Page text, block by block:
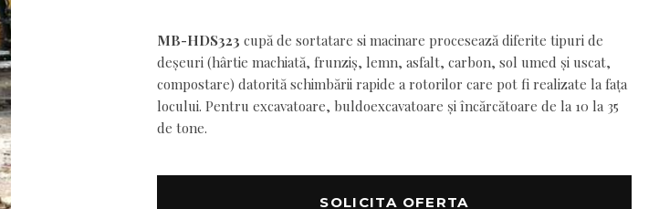
MB-HDS323 cupă de sortatare si macinare procesează diferite tipuri de
deșeuri (hârtie machiată, frunziș, lemn, asfalt, carbon, sol umed și uscat,
compostare) datorită schimbării rapide a rotorilor care pot fi realizate la fața
locului. Pentru excavatoare, buldoexcavatoare și încărcătoare de la 10 la 35
de tone.
SOLICITA OFERTA